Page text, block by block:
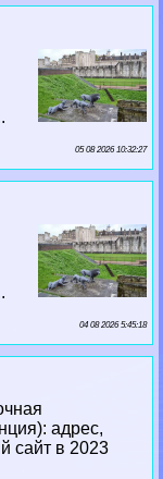
05 08 2026 10:32:27
04 08 2026 5:45:18
адрес,
сайт в 2023